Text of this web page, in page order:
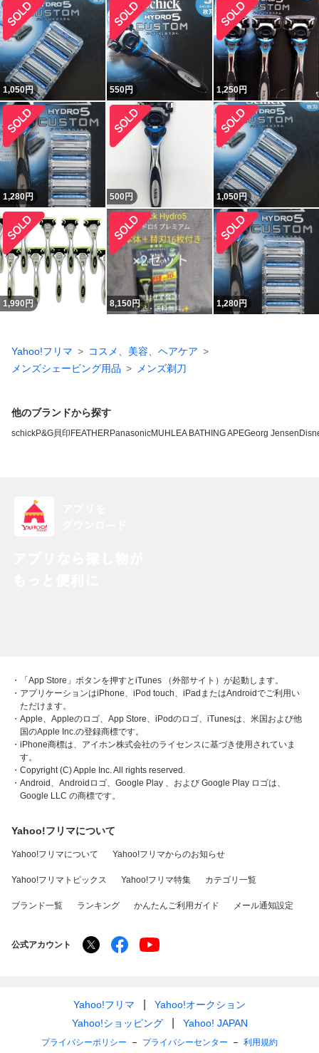
1,050円 550円 1,250円
1,280円 500円 1,050円
1,990 円 8,150円 1,280円
Yahoo!フリマ
コスメ、美容、ヘアケア
メンズシェービング用品
メンズ剃刀
他のブランドから探す
schickP&G貝印 FEATHER PanasonicMUHLEA BATHING APEGeorg Jensen
・「App Store」ボタンを押すとiTunes （外部サイト）が起動します。
・アプリケーションはiPhone、iPod touch、iPadまたはAndroidでご利用い
ただけます。
・Apple、Appleのロゴ、App Store、iPodのロゴ、iTunesは、米国および他
国のApple Inc.の登録商標です。
・iPhone商標は、アイホン株式会社のライセンスに基づき使用されていま
す。
・Copyright (C) Apple Inc. All rights reserved.
・Android、Androidロゴ、Google Play 、および Google Play ロゴは、
Google LLC の商標です。
Yahoo!フリマについて
Yahoo!フリマについて Yahoo!フリマからのお知らせ
Yahoo!フリマトピックス Yahoo!フリマ特集 カテゴリ一覧
ブランド一覧 ランキング かんたんご利用ガイド メール通知設定
公式アカウント
Yahoo!フリマ
Yahoo!オークション
Yahoo!ショッピング
Yahoo! JAPAN
プライバシーポリシー プライバシーセンター 利用規約